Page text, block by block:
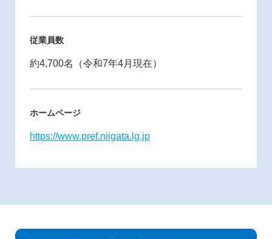
従業員数
約4,700名（令和7年4月現在）
ホームページ
https://www.pref.niigata.lg.jp